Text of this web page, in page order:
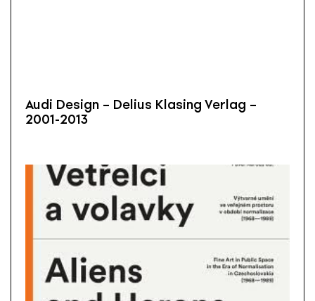
Audi Design – Delius Klasing Verlag –
2001-2013